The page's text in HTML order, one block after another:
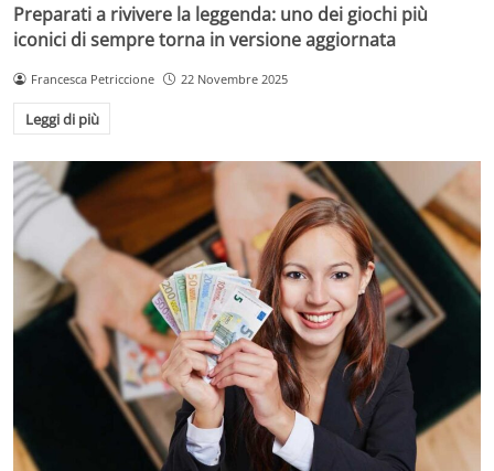
Preparati a rivivere la leggenda: uno dei giochi più
iconici di sempre torna in versione aggiornata
Francesca Petriccione 22 Novembre 2025
Leggi di più